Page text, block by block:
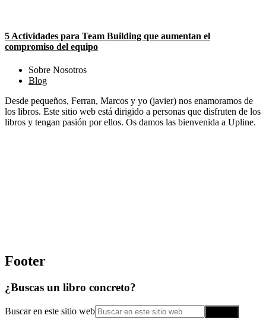
5 Actividades para Team Building que aumentan el
compromiso del equipo
Sobre Nosotros
Blog
Desde pequeños, Ferran, Marcos y yo (javier) nos enamoramos de
los libros. Este sitio web está dirigido a personas que disfruten de los
libros y tengan pasión por ellos. Os damos las bienvenida a Upline.
Footer
¿Buscas un libro concreto?
Buscar en este sitio web